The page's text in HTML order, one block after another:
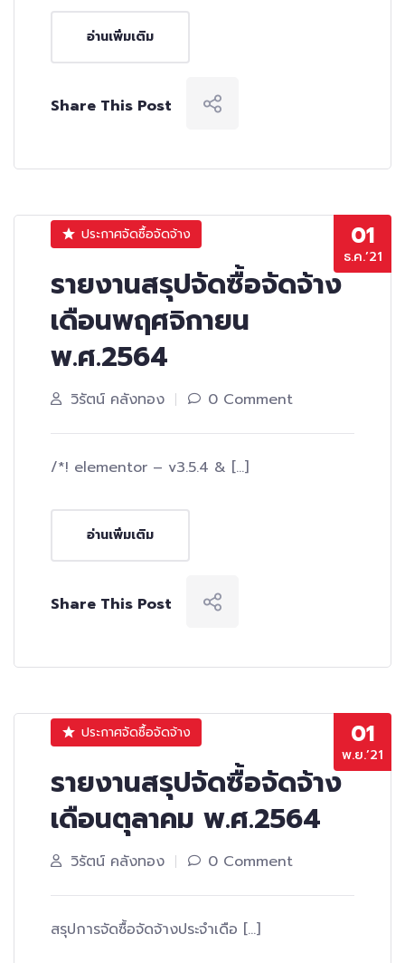
อ่านเพิ่มเติม
Share This Post
01
ธ.ค.’21
ประกาศจัดซื้อจัดจ้าง
รายงานสรุปจัดซื้อจัดจ้าง
เดือนพฤศจิกายน
พ.ศ.2564
วิรัตน์ คลังทอง 0 Comment
/*! elementor – v3.5.4 & […]
อ่านเพิ่มเติม
Share This Post
01
พ.ย.’21
ประกาศจัดซื้อจัดจ้าง
รายงานสรุปจัดซื้อจัดจ้าง
เดือนตุลาคม พ.ศ.2564
วิรัตน์ คลังทอง 0 Comment
สรุปการจัดซื้อจัดจ้างประจำเดือ […]